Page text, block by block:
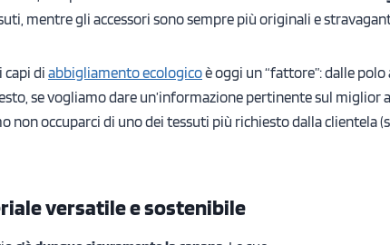
mentre gli accessori sono sempre più originali e
capi di abbigliamento ecologicoè oggi un “fattore”: dalle
se vogliamo dare un’informazione pertinente sul miglior
non occuparci di uno dei tessuti più richiesto dalla clientela
versatile e sostenibile